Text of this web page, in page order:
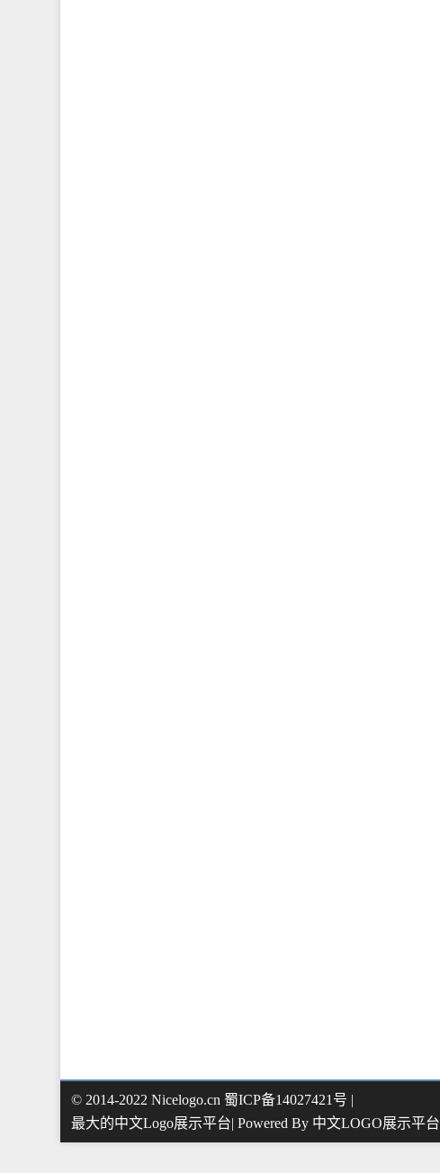
© 2014-2022 Nicelogo.cn 蜀ICP备14027421号 |
最大的中文Logo展示平台| Powered By 中文LOGO展示平台